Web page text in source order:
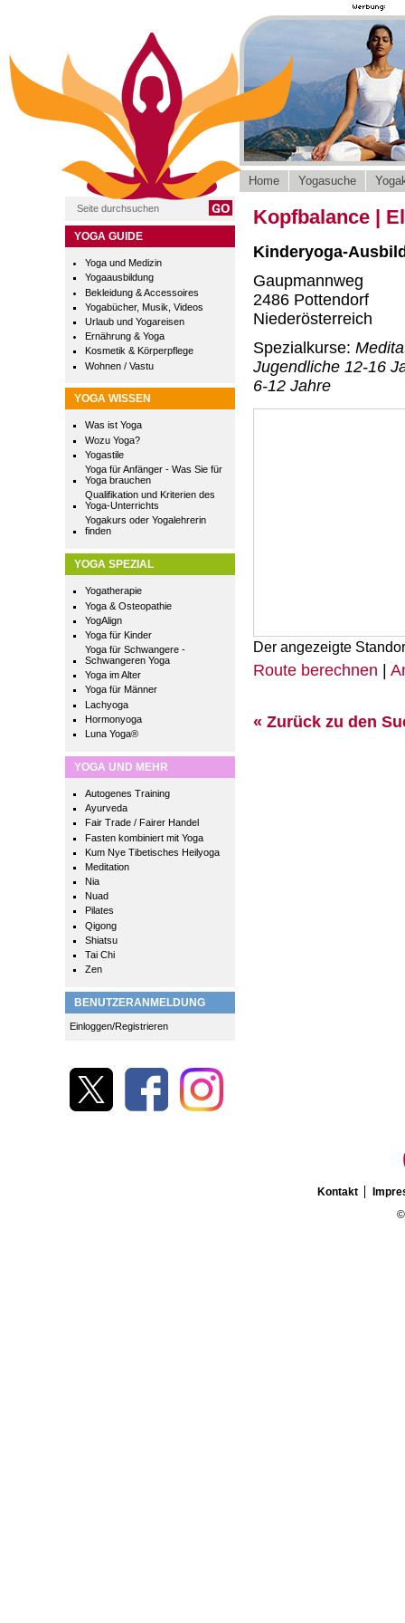
YOGA GUIDE
Yoga und Medizin
Yogaausbildung
Bekleidung & Accessoires
Yogabücher, Musik, Videos
Urlaub und Yogareisen
Ernährung & Yoga
Kosmetik & Körperpflege
Wohnen / Vastu
YOGA WISSEN
Was ist Yoga
Wozu Yoga?
Yogastile
Yoga für Anfänger - Was Sie für
Yoga brauchen
Qualifikation und Kriterien des
Yoga-Unterrichts
Yogakurs oder Yogalehrerin
finden
YOGA SPEZIAL
Yogatherapie
Yoga & Osteopathie
YogAlign
Yoga für Kinder
Yoga für Schwangere -
Schwangeren Yoga
Yoga im Alter
Yoga für Männer
Lachyoga
Hormonyoga
Luna Yoga®
YOGA UND MEHR
Autogenes Training
Ayurveda
Fair Trade / Fairer Handel
Fasten kombiniert mit Yoga
Kum Nye Tibetisches Heilyoga
Meditation
Nia
Nuad
Pilates
Qigong
Shiatsu
Tai Chi
Zen
BENUTZERANMELDUNG
Einloggen/Registrieren
Home Yogasuche
Kopfbalance |
Kinderyoga-
Gaupmannweg
2486 Pottendorf
Niederösterreich
Spezialkurse:
Jugendliche 12-16
6-12 Jahre
Der angezeigte
Route berechnen |
« Zurück zu den
Kontakt
©